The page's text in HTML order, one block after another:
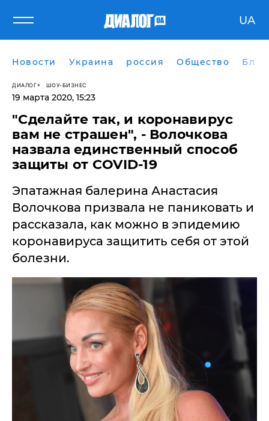
UA
Новости Украина россия Общество
ДИАЛОГ ШОУ-БИЗНЕС
19 марта 2020, 15:23
"Сделайте так, и коронавирус
вам не страшен", - Волочкова
назвала единственный способ
защиты от COVID-19
Эпатажная балерина Анастасия
Волочкова призвала не паниковать и
рассказала, как можно в эпидемию
коронавируса защитить себя от этой
болезни.